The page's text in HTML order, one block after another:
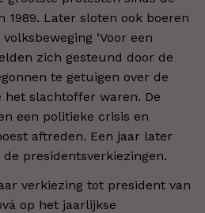
1989. Later sloten ook boeren
‘Voor een
zich gesteund door de
te getuigen over de
slachtoffer waren. De
een politieke crisis en
aftreden. Een jaar later
presidentsverkiezingen.
verkiezing tot president van
op het jaarlijkse